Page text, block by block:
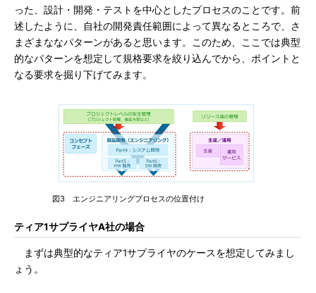
った、設計・開発・テストを中心としたプロセスのことです。前
述したように、自社の開発責任範囲によって異なるところで、さ
まざまななパターンがあると思います。このため、ここでは典型
的なパターンを想定して規格要求を絞り込んでから、ポイントと
なる要求を掘り下げてみます。
図3 エンジニアリングプロセスの位置付け
ティア1サプライヤA社の場合
まずは典型的なティア1サプライヤのケースを想定してみまし
ょう。